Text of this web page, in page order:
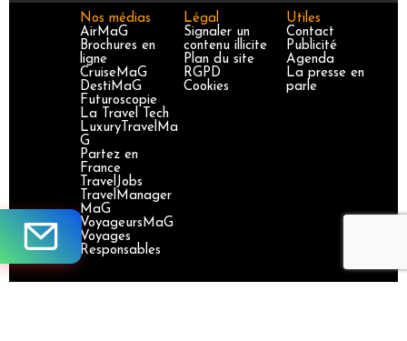
Nos médias
AirMaG
Brochures en
ligne
CruiseMaG
DestiMaG
Futuroscopie
La Travel Tech
LuxuryTravelMa
G
Partez en
France
TravelJobs
TravelManager
MaG
VoyageursMaG
Voyages
Responsables
Légal
Signaler un
contenu illicite
Plan du site
RGPD
Cookies
Utiles
Contact
Publicité
Agenda
La presse en
parle